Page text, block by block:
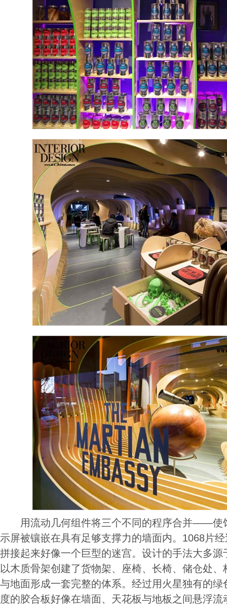
用流动几何组件将三个不同的程序合并——使
示屏被镶嵌在具有足够支撑力的墙面内。1068片
拼接起来好像一个巨型的迷宫。设计的手法大多
以木质骨架创建了货物架、座椅、长椅、储仓处
与地面形成一套完整的体系。经过用火星独有的
度的胶合板好像在墙面、天花板与地板之间悬浮